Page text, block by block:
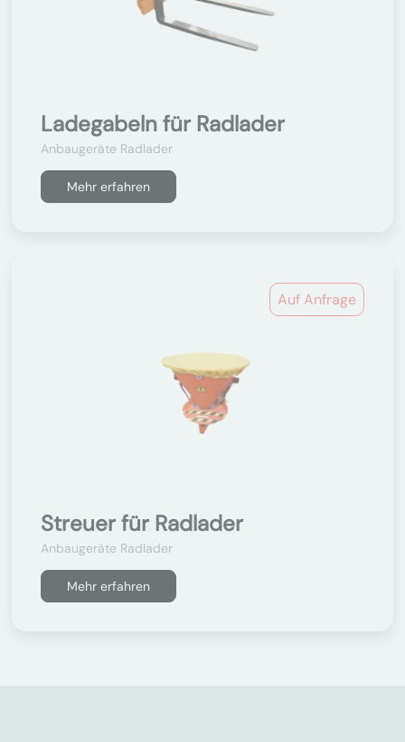
Ladegabeln für Radlader
Anbaugeräte Radlader
Mehr erfahren
Auf Anfrage
Streuer für Radlader
Anbaugeräte Radlader
Mehr erfahren